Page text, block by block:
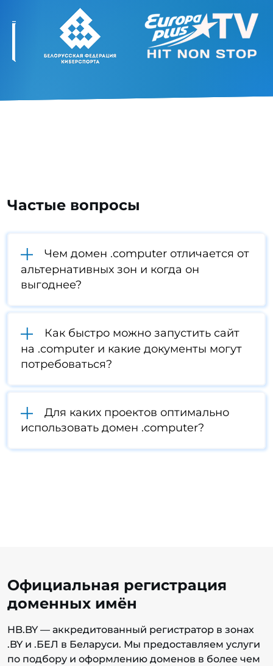
Частые вопросы
Чем домен .computer отличается от
альтернативных зон и когда он
выгоднее?
Как быстро можно запустить сайт
на .computer и какие документы могут
потребоваться?
Для каких проектов оптимально
использовать домен .computer?
Официальная регистрация
доменных имён
HB.BY — аккредитованный регистратор в зонах
.BY и .БЕЛ в Беларуси. Мы предоставляем услуги
по подбору и оформлению доменов в более чем